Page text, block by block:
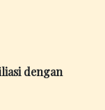
dengan